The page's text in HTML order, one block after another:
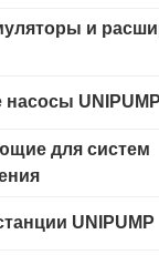
и
UNIPUMP
для систем
UNIPUMP